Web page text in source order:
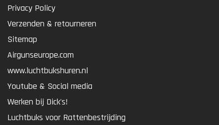
Privacy Policy
Verzenden & retourneren
Sitemap
Airgunseurope.com
www.luchtbukshuren.nl
Youtube & Social media
Werken bij Dick's!
Luchtbuks voor Rattenbestrijding